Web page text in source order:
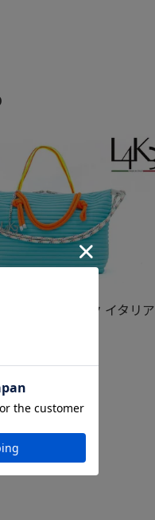
クイーンレーク イタリア